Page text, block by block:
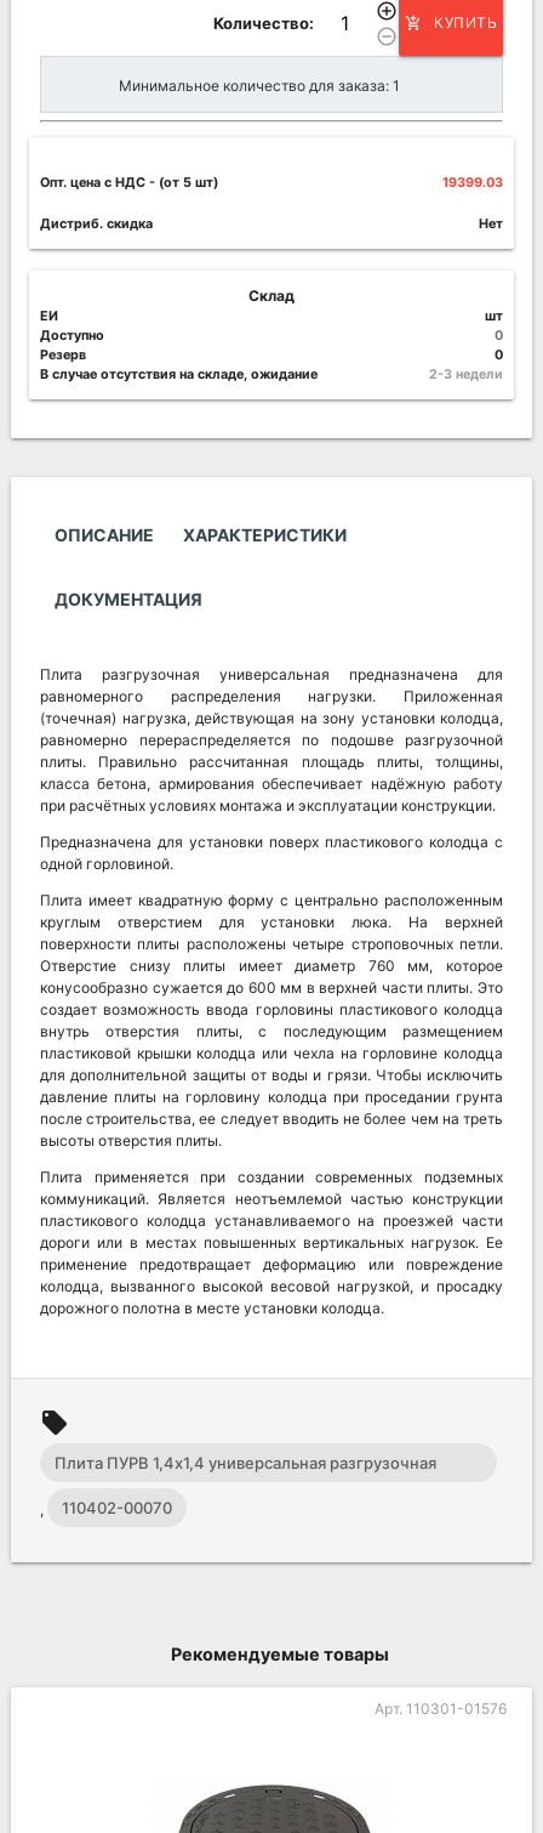
Количество:
add_circle_outline
remove_circle_outline
add_shopping_cart КУПИТЬ
Минимальное количество для заказа: 1
Опт. цена c НДС - (от 5 шт) 19399.03
Дистриб. скидка Нет
Склад
ЕИ
шт
Доступно
0
Резерв
0
В случае отсутствия на складе, ожидание
2-3 недели
ОПИСАНИЕ ХАРАКТЕРИСТИКИ
ДОКУМЕНТАЦИЯ
Плита разгрузочная универсальная предназначена для
равномерного распределения нагрузки. Приложенная
(точечная) нагрузка, действующая на зону установки колодца,
равномерно перераспределяется по подошве разгрузочной
плиты. Правильно рассчитанная площадь плиты, толщины,
класса бетона, армирования обеспечивает надёжную работу
при расчётных условиях монтажа и эксплуатации конструкции.
Предназначена для установки поверх пластикового колодца с
одной горловиной.
Плита имеет квадратную форму с центрально расположенным
круглым отверстием для установки люка. На верхней
поверхности плиты расположены четыре строповочных петли.
Отверстие снизу плиты имеет диаметр 760 мм, которое
конусообразно сужается до 600 мм в верхней части плиты. Это
создает возможность ввода горловины пластикового колодца
внутрь отверстия плиты, с последующим размещением
пластиковой крышки колодца или чехла на горловине колодца
для дополнительной защиты от воды и грязи. Чтобы исключить
давление плиты на горловину колодца при проседании грунта
после строительства, ее следует вводить не более чем на треть
высоты отверстия плиты.
Плита применяется при создании современных подземных
коммуникаций. Является неотъемлемой частью конструкции
пластикового колодца устанавливаемого на проезжей части
дороги или в местах повышенных вертикальных нагрузок. Ее
применение предотвращает деформацию или повреждение
колодца, вызванного высокой весовой нагрузкой, и просадку
дорожного полотна в месте установки колодца.
local_offer
Плита ПУРВ 1,4х1,4 универсальная разгрузочная
верхняя
, 110402-00070
Рекомендуемые товары
Арт. 110301-01576